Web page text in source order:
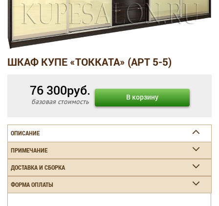
ШКАФ КУПЕ «ТОККАТА» (АРТ 5-5)
76 300руб.
базовая стоимость В корзину
ОПИСАНИЕ
ПРИМЕЧАНИЕ
ДОСТАВКА И СБОРКА
ФОРМА ОПЛАТЫ